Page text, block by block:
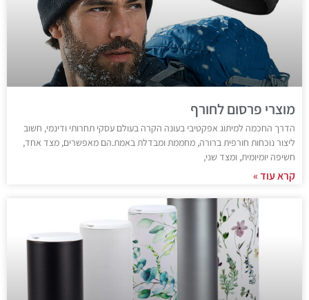
מוצרי פרסום לחורף
הדרך החכמה למיתוג אפקטיבי בעונה הקרה בעולם עסקי תחרותי ודינמי, חשוב
ליצור נוכחות חורפית ברורה, מחממת ומבדלת באמת.הם מאפשרים, מצד אחד,
חשיפה יומיומית, ומצד שני,
קרא עוד »